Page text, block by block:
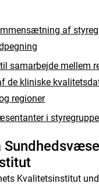
af
samarbejde mellem
de kliniske
regioner
i
Kvalitetsinstitut